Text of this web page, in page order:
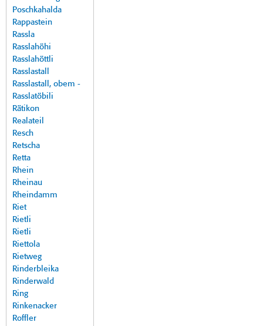
Poschkahalda
Rappastein
Rassla
Rasslahöhi
Rasslahöttli
Rasslastall
Rasslastall, obem -
Rasslatöbili
Rätikon
Realateil
Resch
Retscha
Retta
Rhein
Rheinau
Rheindamm
Riet
Rietli
Rietli
Riettola
Rietweg
Rinderbleika
Rinderwald
Ring
Rinkenacker
Roffler